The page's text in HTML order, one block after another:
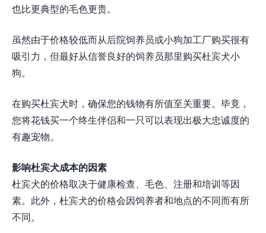
也比更典型的毛色更贵。
虽然由于价格较低而从后院饲养员或小狗加工厂购买很有
吸引力，但最好从信誉良好的饲养员那里购买杜宾犬小
狗。
在购买杜宾犬时，确保您的钱物有所值至关重要。毕竟，
您将花钱买一个终生伴侣和一只可以表现出极大忠诚度的
有趣宠物。
影响杜宾犬成本的因素
杜宾犬的价格取决于健康检查、毛色、注册和培训等因
素。此外，杜宾犬的价格会因饲养者和地点的不同而有所
不同。